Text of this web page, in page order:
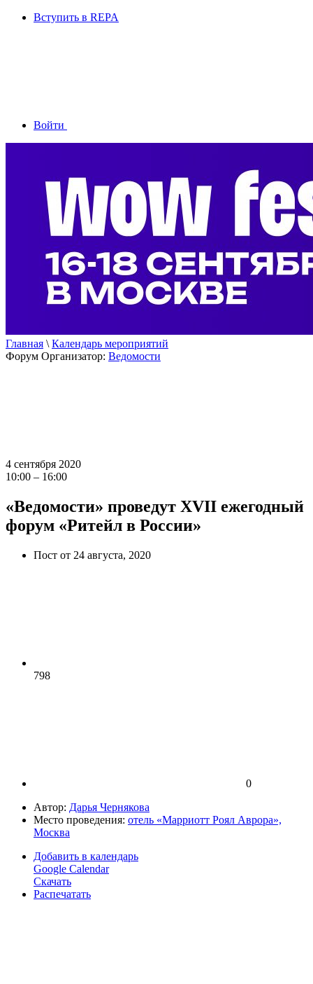
Вступить в REPA
Войти
Главная \ Календарь мероприятий
Форум Организатор: Ведомости
4 сентября 2020
10:00 – 16:00
«Ведомости» проведут XVII ежегодный
форум «Ритейл в России»
Пост от 24 августа, 2020
798
0
Автор: Дарья Чернякова
Место проведения: отель «Марриотт Роял Аврора»,
Москва
Добавить в календарь
Google Calendar
Скачать
Распечатать